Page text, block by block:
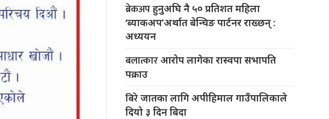
ब्रेकअपहुनुअघि नै ५० प्रतिशत महिला
‘ब्याकअप’अर्थात बेन्चिङ पार्टनर राख्छन् :
अध्ययन
बलात्कारआरोप लागेका रास्वपा सभापति
पक्राउ
बिरेजातका लागि अपीहिमाल गाउँपालिकाले
दियो ३ दिन बिदा